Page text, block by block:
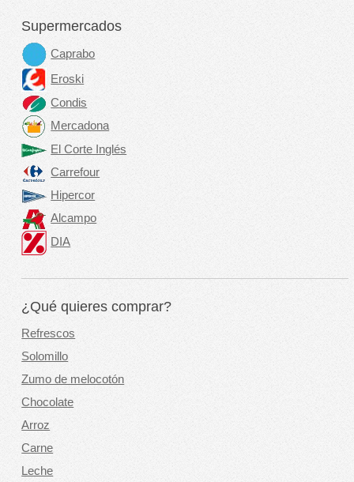
Supermercados
Caprabo
Eroski
Condis
Mercadona
El Corte Inglés
Carrefour
Hipercor
Alcampo
DIA
¿Qué quieres comprar?
Refrescos
Solomillo
Zumo de melocotón
Chocolate
Arroz
Carne
Leche